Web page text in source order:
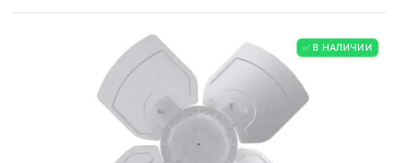
✅ В НАЛИЧИИ